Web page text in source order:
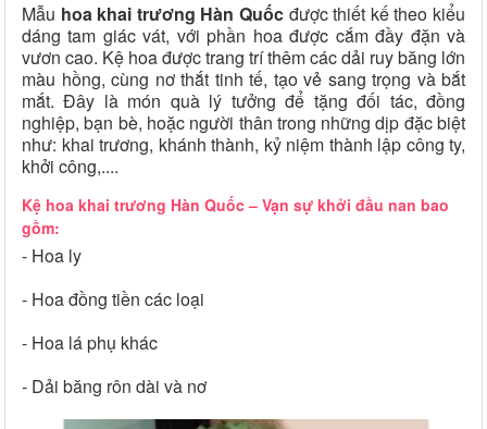
Mẫu hoa khai trương Hàn Quốc được thiết kế theo kiểu
dáng tam giác vát, với phần hoa được cắm đầy đặn và
vươn cao. Kệ hoa được trang trí thêm các dải ruy băng lớn
màu hồng, cùng nơ thắt tinh tế, tạo vẻ sang trọng và bắt
mắt. Đây là món quà lý tưởng để tặng đối tác, đồng
nghiệp, bạn bè, hoặc người thân trong những dịp đặc biệt
như: khai trương, khánh thành, kỷ niệm thành lập công ty,
khởi công,....
Kệ hoa khai trương Hàn Quốc – Vạn sự khởi đầu nan bao
gồm:
- Hoa ly
- Hoa đồng tiền các loại
- Hoa lá phụ khác
- Dải băng rôn dài và nơ